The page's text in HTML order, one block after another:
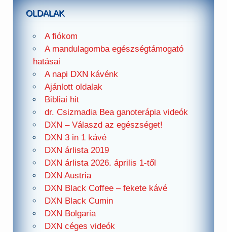
OLDALAK
A fiókom
A mandulagomba egészségtámogató
hatásai
A napi DXN kávénk
Ajánlott oldalak
Bibliai hit
dr. Csizmadia Bea ganoterápia videók
DXN – Válaszd az egészséget!
DXN 3 in 1 kávé
DXN árlista 2019
DXN árlista 2026. április 1-től
DXN Austria
DXN Black Coffee – fekete kávé
DXN Black Cumin
DXN Bolgaria
DXN céges videók